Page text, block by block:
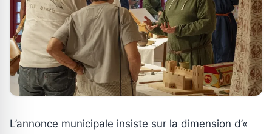
L’annonce municipale insiste sur la dimension d’«